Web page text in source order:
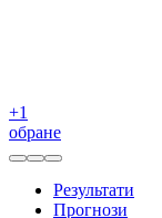
+1
обране
Результати
Прогнози